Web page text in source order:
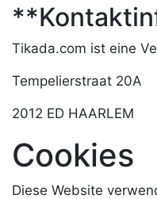
Tikada.com ist eine
Tempelierstraat 20A
2012 ED HAARLEM
Cookies
Diese Website